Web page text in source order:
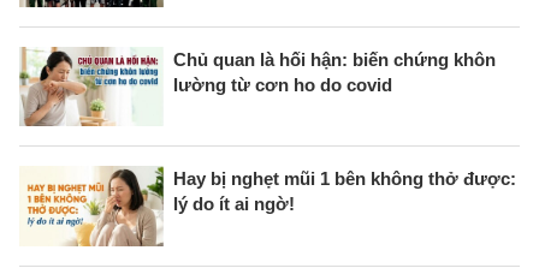
Chủ quan là hối hận: biến chứng khôn
lường từ cơn ho do covid
Hay bị nghẹt mũi 1 bên không thở được:
lý do ít ai ngờ!